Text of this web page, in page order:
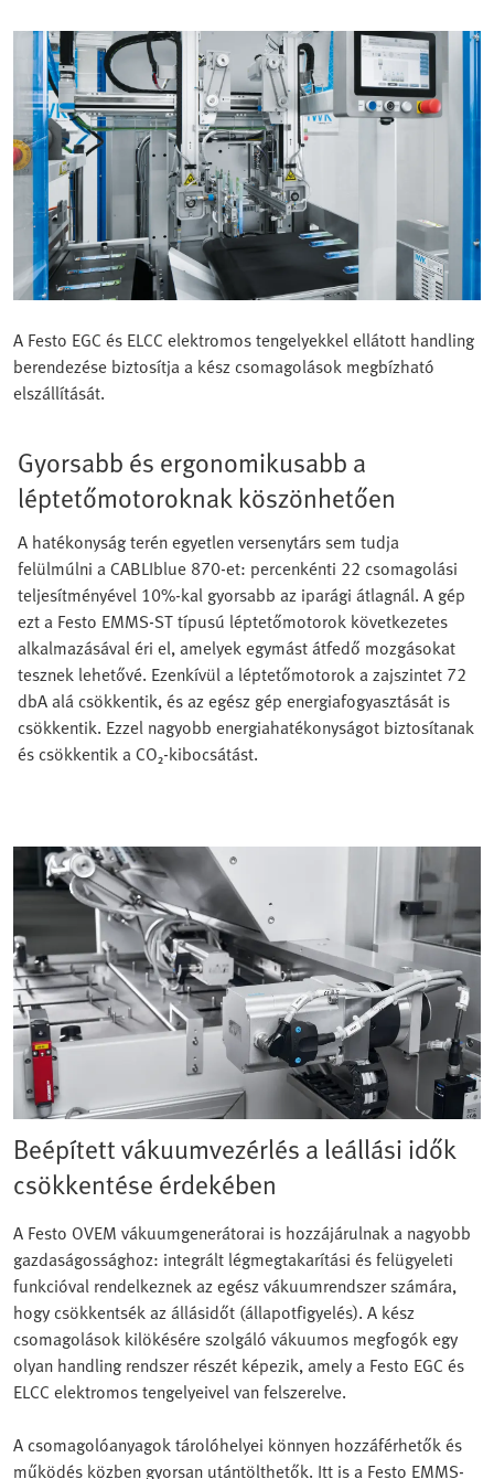
A Festo EGC és ELCC elektromos tengelyekkel ellátott handling
berendezése biztosítja a kész csomagolások megbízható
elszállítását.
Gyorsabb és ergonomikusabb a
léptetőmotoroknak köszönhetően
A hatékonyság terén egyetlen versenytárs sem tudja
felülmúlni a CABLIblue 870-et: percenkénti 22 csomagolási
teljesítményével 10%-kal gyorsabb az iparági átlagnál. A gép
ezt a Festo EMMS-ST típusú léptetőmotorok következetes
alkalmazásával éri el, amelyek egymást átfedő mozgásokat
tesznek lehetővé. Ezenkívül a léptetőmotorok a zajszintet 72
dbA alá csökkentik, és az egész gép energiafogyasztását is
csökkentik. Ezzel nagyobb energiahatékonyságot biztosítanak
és csökkentik a CO₂-kibocsátást.
Beépített vákuumvezérlés a leállási idők
csökkentése érdekében
A Festo OVEM vákuumgenerátorai is hozzájárulnak a nagyobb
gazdaságossághoz: integrált légmegtakarítási és felügyeleti
funkcióval rendelkeznek az egész vákuumrendszer számára,
hogy csökkentsék az állásidőt (állapotfigyelés). A kész
csomagolások kilökésére szolgáló vákuumos megfogók egy
olyan handling rendszer részét képezik, amely a Festo EGC és
ELCC elektromos tengelyeivel van felszerelve.
A csomagolóanyagok tárolóhelyei könnyen hozzáférhetők és
működés közben gyorsan utántölthetők. Itt is a Festo EMMS-